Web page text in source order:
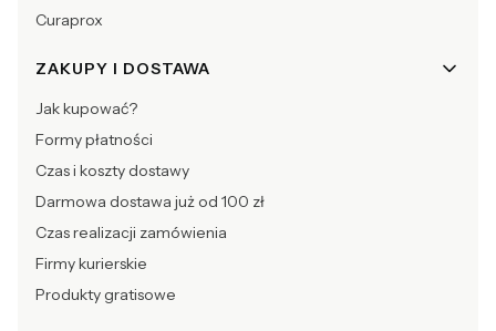
Curaprox
ZAKUPY I DOSTAWA
Jak kupować?
Formy płatności
Czas i koszty dostawy
Darmowa dostawa już od 100 zł
Czas realizacji zamówienia
Firmy kurierskie
Produkty gratisowe